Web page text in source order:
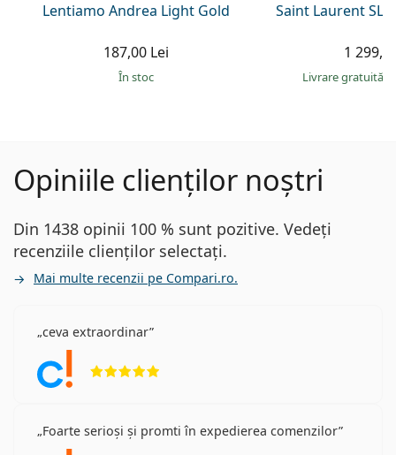
Lentiamo Andrea Light Gold
187,00 Lei
În stoc
Saint Laurent SL
1
Livrare gratuită
Opiniile clienților noștri
Din 1438 opinii 100 % sunt pozitive. Vedeți
recenziile clienților selectați.
Mai multe recenzii pe Compari.ro.
ceva extraordinar
Foarte serioși și promti în expedierea comenzilor